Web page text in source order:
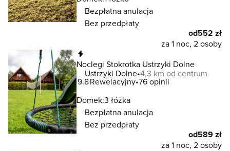
Bezpłatna anulacja
Bez przedpłaty
od552 zł
za 1 noc, 2 osoby
Noclegi Stokrotka Ustrzyki Dolne
Ustrzyki Dolne 4,3 km od centrum
9.8Rewelacyjny 76 opinii
Domek:3 łóżka
Bezpłatna anulacja
Bez przedpłaty
od589 zł
za 1 noc, 2 osoby